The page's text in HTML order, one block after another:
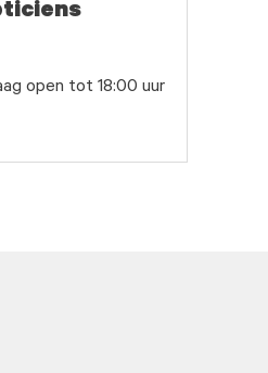
open tot 18:00 uur